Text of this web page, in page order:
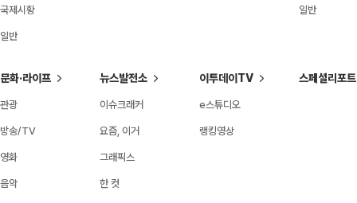
국제시황
일반
일반
문화·라이프
관광
방송/TV
영화
음악
뉴스발전소
이슈크래커
요즘, 이거
그래픽스
한 컷
이투데이TV
e스튜디오
랭킹영상
스페셜리포트